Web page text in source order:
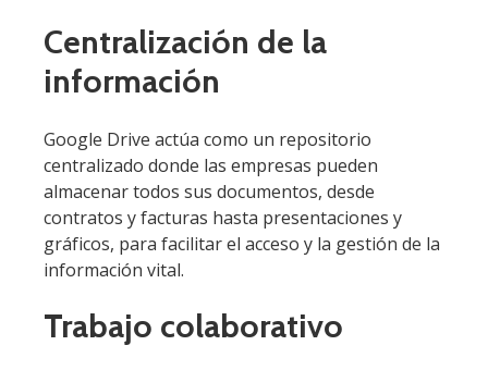
Centralización de la
información
Google Drive actúa como un repositorio
centralizado donde las empresas pueden
almacenar todos sus documentos, desde
contratos y facturas hasta presentaciones y
gráficos, para facilitar el acceso y la gestión de la
información vital.
Trabajo colaborativo